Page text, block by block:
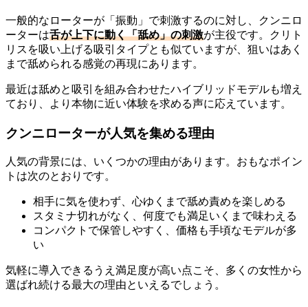
一般的なローターが「振動」で刺激するのに対し、クンニロ
ーターは舌が上下に動く「舐め」の刺激が主役です。クリト
リスを吸い上げる吸引タイプとも似ていますが、狙いはあく
まで舐められる感覚の再現にあります。
最近は舐めと吸引を組み合わせたハイブリッドモデルも増え
ており、より本物に近い体験を求める声に応えています。
クンニローターが人気を集める理由
人気の背景には、いくつかの理由があります。おもなポイン
トは次のとおりです。
相手に気を使わず、心ゆくまで舐め責めを楽しめる
スタミナ切れがなく、何度でも満足いくまで味わえる
コンパクトで保管しやすく、価格も手頃なモデルが多
い
気軽に導入できるうえ満足度が高い点こそ、多くの女性から
選ばれ続ける最大の理由といえるでしょう。